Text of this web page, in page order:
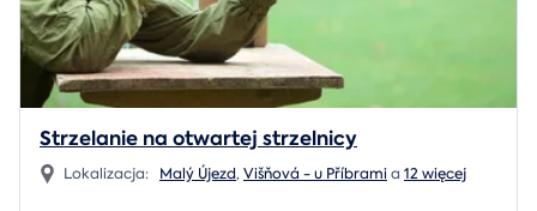
Strzelanie na otwartej strzelnicy
Lokalizacja: Malý Újezd,Višňová - u Příbramia 12 więcej